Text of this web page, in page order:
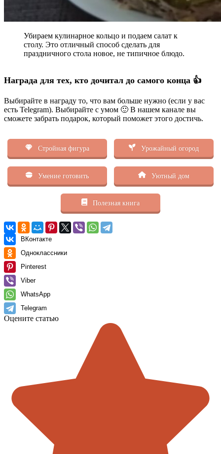
Убираем кулинарное кольцо и подаем салат к
столу. Это отличный способ сделать для
праздничного стола новое, не типичное блюдо.
Награда для тех, кто дочитал до самого конца 👍
Выбирайте в награду то, что вам больше нужно (если у вас
есть Telegram). Выбирайте с умом 🙂 В нашем канале вы
сможете забрать подарок, который поможет этого достичь.
Стройная фигура Урожайный огород
Умение готовить Уютный дом
Полезная книга
ВКонтакте
Одноклассники
Pinterest
Viber
WhatsApp
Telegram
Оцените статью